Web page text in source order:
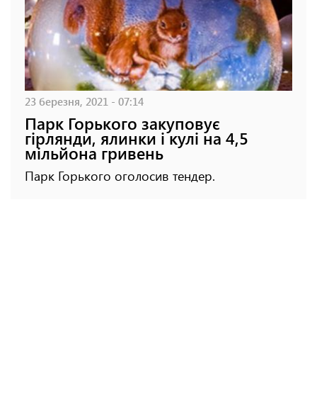
23 березня, 2021 - 07:14
Парк Горького закуповує
гірлянди, ялинки і кулі на 4,5
мільйона гривень
Парк Горького оголосив тендер.